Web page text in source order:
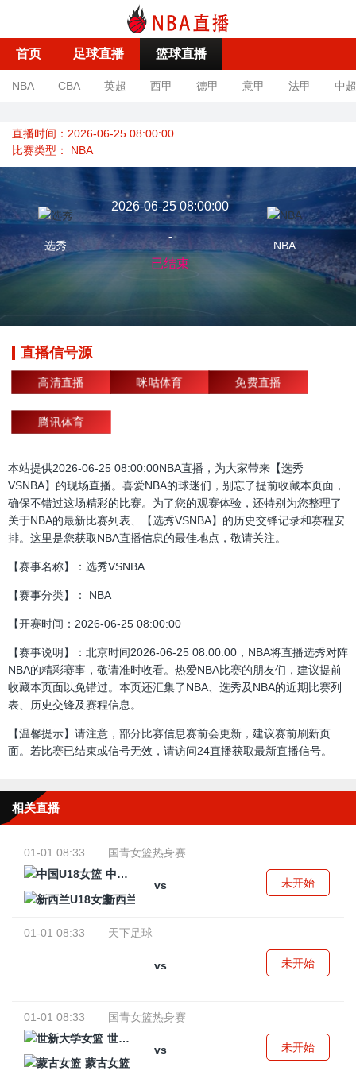
首页 足球直播 篮球直播
NBA CBA 英超 西甲 德甲 意甲 法甲 中超
直播时间：2026-06-25 08:00:00
比赛类型： NBA
选秀
2026-06-25 08:00:00
-
已结束
NBA
直播信号源
高清直播 咪咕体育 免费直播
腾讯体育
本站提供2026-06-25 08:00:00NBA直播，为大家带来【选秀
VSNBA】的现场直播。喜爱NBA的球迷们，别忘了提前收藏本页面，
确保不错过这场精彩的比赛。为了您的观赛体验，还特别为您整理了
关于NBA的最新比赛列表、【选秀VSNBA】的历史交锋记录和赛程安
排。这里是您获取NBA直播信息的最佳地点，敬请关注。
【赛事名称】：选秀VSNBA
【赛事分类】： NBA
【开赛时间：2026-06-25 08:00:00
【赛事说明】：北京时间2026-06-25 08:00:00，NBA将直播选秀对阵
NBA的精彩赛事，敬请准时收看。热爱NBA比赛的朋友们，建议提前
收藏本页面以免错过。本页还汇集了NBA、选秀及NBA的近期比赛列
表、历史交锋及赛程信息。
【温馨提示】请注意，部分比赛信息赛前会更新，建议赛前刷新页
面。若比赛已结束或信号无效，请访问24直播获取最新直播信号。
相关直播
01-01 08:33
国青女篮热身赛
中国U18女篮
vs
新西兰U18女篮
未开始
01-01 08:33 天下足球
vs 未开始
01-01 08:33
国青女篮热身赛
世新大学女篮
vs
蒙古女篮
未开始